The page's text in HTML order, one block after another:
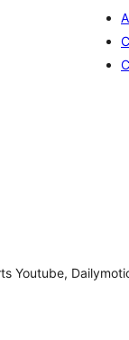
Youtube,